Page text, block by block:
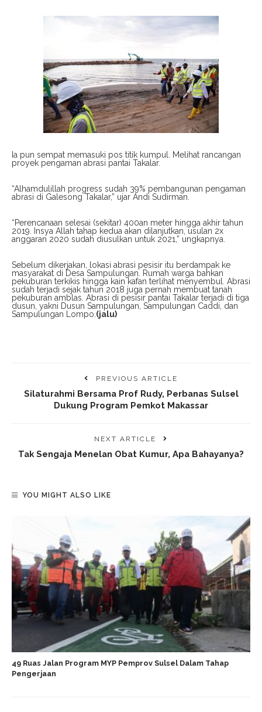
Ia pun sempat memasuki pos titik kumpul. Melihat rancangan
proyek pengaman abrasi pantai Takalar.
“Alhamdulillah progress sudah 39% pembangunan pengaman
abrasi di Galesong Takalar,” ujar Andi Sudirman.
“Perencanaan selesai (sekitar) 400an meter hingga akhir tahun
2019. Insya Allah tahap kedua akan dilanjutkan, usulan 2x
anggaran 2020 sudah diusulkan untuk 2021,” ungkapnya.
Sebelum dikerjakan, lokasi abrasi pesisir itu berdampak ke
masyarakat di Desa Sampulungan. Rumah warga bahkan
pekuburan terkikis hingga kain kafan terlihat menyembul. Abrasi
sudah terjadi sejak tahun 2018 juga pernah membuat tanah
pekuburan amblas. Abrasi di pesisir pantai Takalar terjadi di tiga
dusun, yakni Dusun Sampulungan, Sampulungan Caddi, dan
Sampulungan Lompo.(jalu)
PREVIOUS ARTICLE
Silaturahmi Bersama Prof Rudy, Perbanas Sulsel
Dukung Program Pemkot Makassar
NEXT ARTICLE
Tak Sengaja Menelan Obat Kumur, Apa Bahayanya?
YOU MIGHT ALSO LIKE
49 Ruas Jalan Program MYP Pemprov Sulsel Dalam Tahap
Pengerjaan